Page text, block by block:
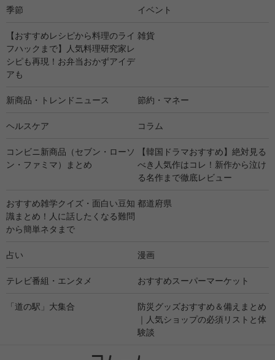
季節 イベント
【おすすめレシピから料理のライ
フハックまで】人気料理研究家レ
シピも再現！お弁当おかずアイデ
アも
雑貨
新商品・トレンドニュース 節約・マネー
ヘルスケア コラム
コンビニ新商品（セブン・ローソ
ン・ファミマ）まとめ
【韓国ドラマおすすめ】絶対見る
べき人気作はコレ！新作から泣け
る名作まで徹底レビュー
おすすめ雑学クイズ・面白い豆知
識まとめ！人に話したくなる難問
から簡単ネタまで
都道府県
占い 漫画
テレビ番組・エンタメ おすすめスーパーマーケット
「道の駅」大集合
防災グッズおすすめ＆備えまとめ
｜人気ショップの必須リストと体
験談